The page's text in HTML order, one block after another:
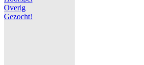
Overig
Gezocht!